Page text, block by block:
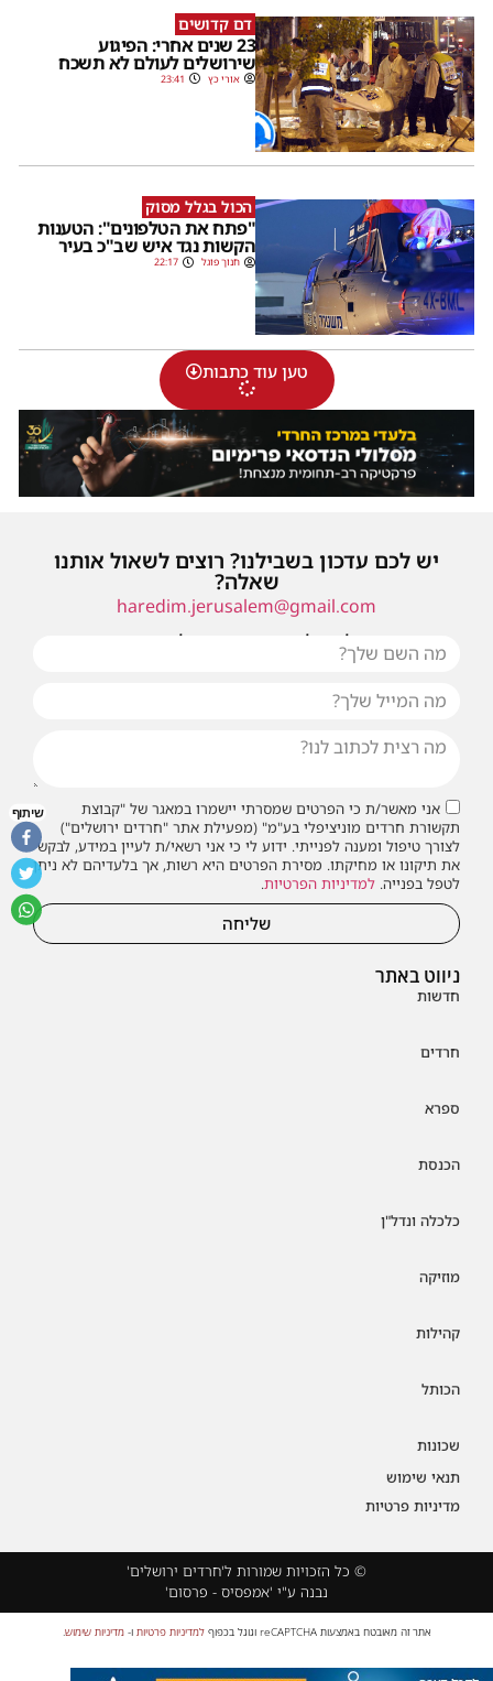
דם קדושים
23 שנים אחרי: הפיגוע
שירושלים לעולם לא תשכח
אורי כץ 23:41
הכול בגלל מסוק
"פתח את הטלפונים": הטענות
הקשות נגד איש שב"כ בעיר
חנוך פוגל 22:17
טען עוד כתבות
ניווט באתר
חדשות
חרדים
ספרא
הכנסת
כלכלה ונדל"ן
מוזיקה
קהילות
הכותל
שכונות
תנאי שימוש
מדיניות פרטיות
יש לכם עדכון בשבילנו? רוצים לשאול אותנו
שאלה?
haredim.jerusalem@gmail.com
או שילחו אלינו פנייה ונחזור אליכם בהקדם
אני מאשר/ת כי הפרטים שמסרתי יישמרו במאגר של "קבוצת
תקשורת חרדים מוניציפלי בע"מ" (מפעילת אתר "חרדים ירושלים")
לצורך טיפול ומענה לפנייתי. ידוע לי כי אני רשאי/ת לעיין במידע, לבקש
את תיקונו או מחיקתו. מסירת הפרטים היא רשות, אך בלעדיהם לא ניתן
לטפל בפנייה. למדיניות הפרטיות.
שליחה
© כל הזכויות שמורות ל'חרדים ירושלים'
נבנה ע"י 'אמפסיס - פרסום'
אתר זה מאובטח באמצעות reCAPTCHA וגוגל בכפוף למדיניות פרטיות ו-מדיניות שימוש.
שיתוף